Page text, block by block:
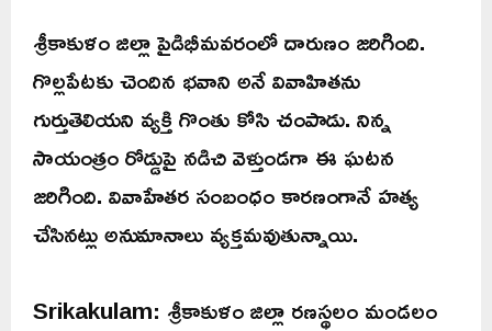
శ్రీకాకుళం జిల్లా పైడిభీమవరంలో దారుణం జరిగింది.
గొల్లపేటకు చెందిన భవాని అనే వివాహితను
గుర్తుతెలియని వ్యక్తి గొంతు కోసి చంపాడు. నిన్న
సాయంత్రం రోడ్డుపై నడిచి వెళ్తుండగా ఈ ఘటన
జరిగింది. వివాహేతర సంబంధం కారణంగానే హత్య
చేసినట్లు అనుమానాలు వ్యక్తమవుతున్నాయి.
Srikakulam: శ్రీకాకుళం జిల్లా రణస్థలం మండలం